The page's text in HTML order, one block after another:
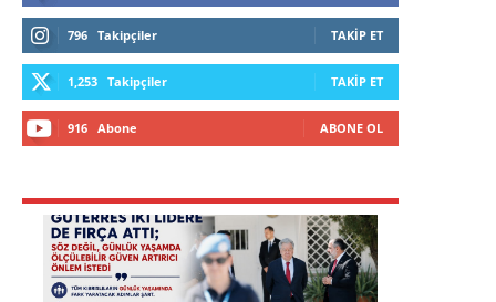
796 Takipçiler TAKIP ET
1,253 Takipçiler TAKIP ET
916 Abone ABONE OL